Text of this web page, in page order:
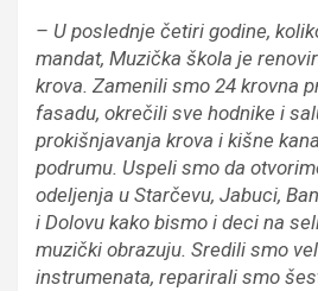
– U poslednje četiri godine,
mandat, Muzička škola je
krova. Zamenili smo 24 krovna
fasadu, okrečili sve hodnike i
prokišnjavanja krova i kišne
podrumu. Uspeli smo da
odeljenja u Starčevu, Jabuci,
i Dolovu kako bismo i deci na
muzički obrazuju. Sredili smo
instrumenata, reparirali smo